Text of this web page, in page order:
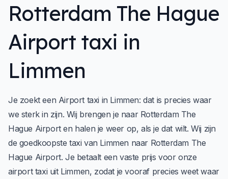
Rotterdam The Hague
Airport taxi in
Limmen
Je zoekt een Airport taxi in Limmen: dat is precies waar
we sterk in zijn. Wij brengen je naar Rotterdam The
Hague Airport en halen je weer op, als je dat wilt. Wij zijn
de goedkoopste taxi van Limmen naar Rotterdam The
Hague Airport. Je betaalt een vaste prijs voor onze
airport taxi uit Limmen, zodat je vooraf precies weet waar